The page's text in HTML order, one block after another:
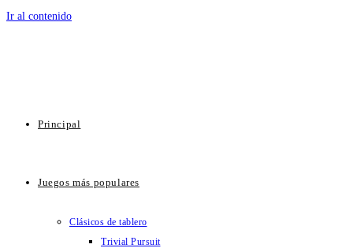
Ir al contenido
Principal
Juegos más populares
Clásicos de tablero
Trivial Pursuit